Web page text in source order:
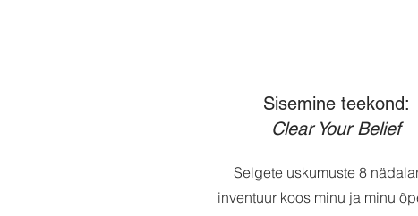
Sisemine teekond:
Clear Your Belief
Selgete uskumuste 8
inventuur koos minu ja minu